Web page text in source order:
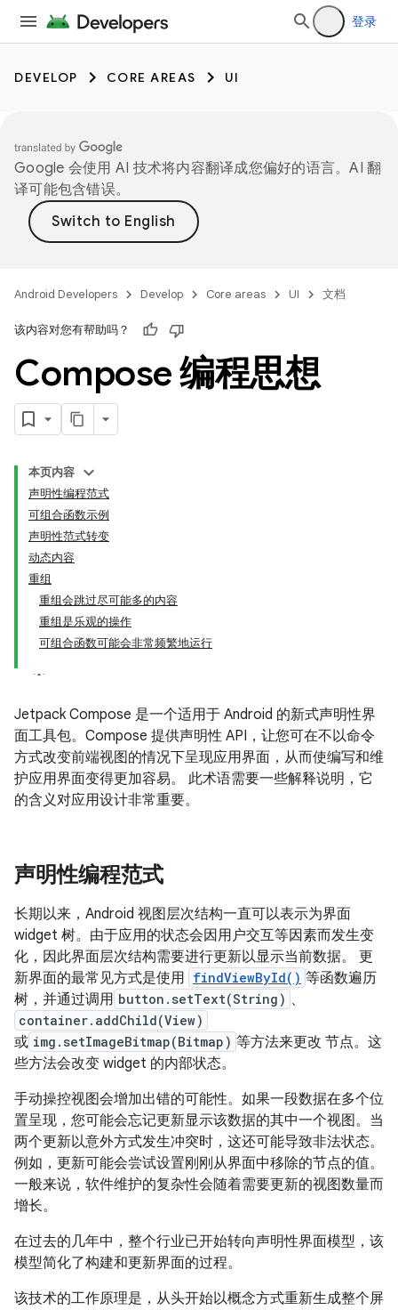
登录
DEVELOP CORE AREAS UI
Google 会使用 AI 技术将内容翻译成您偏好的语言。AI 翻
译可能包含错误。
Android Developers Develop Core areas UI 文档
该内容对您有帮助吗？
Compose 编程思想
本页内容
声明性编程范式
可组合函数示例
声明性范式转变
动态内容
重组
重组会跳过尽可能多的内容
重组是乐观的操作
可组合函数可能会非常频繁地运行
Jetpack Compose 是一个适用于 Android 的新式声明性界
面工具包。Compose 提供声明性 API，让您可在不以命令
方式改变前端视图的情况下呈现应用界面，从而使编写和维
护应用界面变得更加容易。 此术语需要一些解释说明，它
的含义对应用设计非常重要。
声明性编程范式
长期以来，Android 视图层次结构一直可以表示为界面
widget 树。由于应用的状态会因用户交互等因素而发生变
化，因此界面层次结构需要进行更新以显示当前数据。 更
新界面的最常见方式是使用 findViewById() 等函数遍历
树，并通过调用 button.setText(String) 、
container.addChild(View)
或 img.setImageBitmap(Bitmap) 等方法来更改 节点。这
些方法会改变 widget 的内部状态。
手动操控视图会增加出错的可能性。如果一段数据在多个位
置呈现，您可能会忘记更新显示该数据的其中一个视图。当
两个更新以意外方式发生冲突时，这还可能导致非法状态。
例如，更新可能会尝试设置刚刚从界面中移除的节点的值。
一般来说，软件维护的复杂性会随着需要更新的视图数量而
增长。
在过去的几年中，整个行业已开始转向声明性界面模型，该
模型简化了构建和更新界面的过程。
该技术的工作原理是，从头开始以概念方式重新生成整个屏